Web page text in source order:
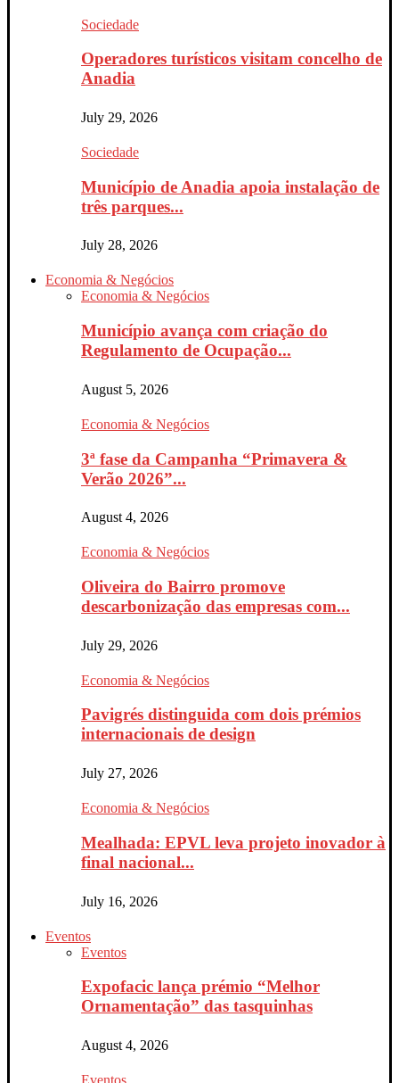
Sociedade
Operadores turísticos visitam concelho de
Anadia
July 29, 2026
Sociedade
Município de Anadia apoia instalação de
três parques...
July 28, 2026
Economia & Negócios
Economia & Negócios
Município avança com criação do
Regulamento de Ocupação...
August 5, 2026
Economia & Negócios
3ª fase da Campanha “Primavera &
Verão 2026”...
August 4, 2026
Economia & Negócios
Oliveira do Bairro promove
descarbonização das empresas com...
July 29, 2026
Economia & Negócios
Pavigrés distinguida com dois prémios
internacionais de design
July 27, 2026
Economia & Negócios
Mealhada: EPVL leva projeto inovador à
final nacional...
July 16, 2026
Eventos
Eventos
Expofacic lança prémio “Melhor
Ornamentação” das tasquinhas
August 4, 2026
Eventos